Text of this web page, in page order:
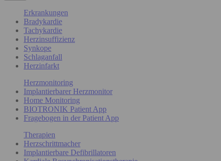
Erkrankungen
Bradykardie
Tachykardie
Herzinsuffizienz
Synkope
Schlaganfall
Herzinfarkt
Herzmonitoring
Implantierbarer Herzmonitor
Home Monitoring
BIOTRONIK Patient App
Fragebogen in der Patient App
Therapien
Herzschrittmacher
Implantierbare Defibrillatoren